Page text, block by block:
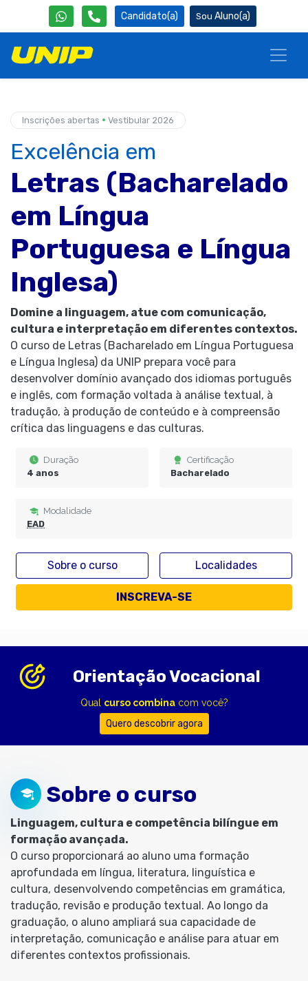
Candidato(a) Aluno(a)
Inscrições abertas • Vestibular 2026
Excelência em
Letras (Bacharelado
em Língua
Portuguesa e Língua
Inglesa)
Domine a linguagem, atue com comunicação,
cultura e interpretação em diferentes contextos.
O curso de Letras (Bacharelado em Língua Portuguesa
e Língua Inglesa) da UNIP prepara você para
desenvolver domínio avançado dos idiomas português
e inglês, com formação voltada à análise textual, à
tradução, à produção de conteúdo e à compreensão
crítica das linguagens e das culturas.
Duração
4 anos
Certificação
Bacharelado
Modalidade
EAD
Sobre o curso Localidades
INSCREVA-SE
Orientação Vocacional
Qual curso combinacom você?
Quero descobrir agora
Sobre o curso
Linguagem, cultura e competência bilíngue em
formação avançada.
O curso proporcionará ao aluno uma formação
aprofundada em língua, literatura, linguística e
cultura, desenvolvendo competências em gramática,
tradução, revisão e produção textual. Ao longo da
graduação, o aluno ampliará sua capacidade de
interpretação, comunicação e análise para atuar em
diferentes contextos profissionais.